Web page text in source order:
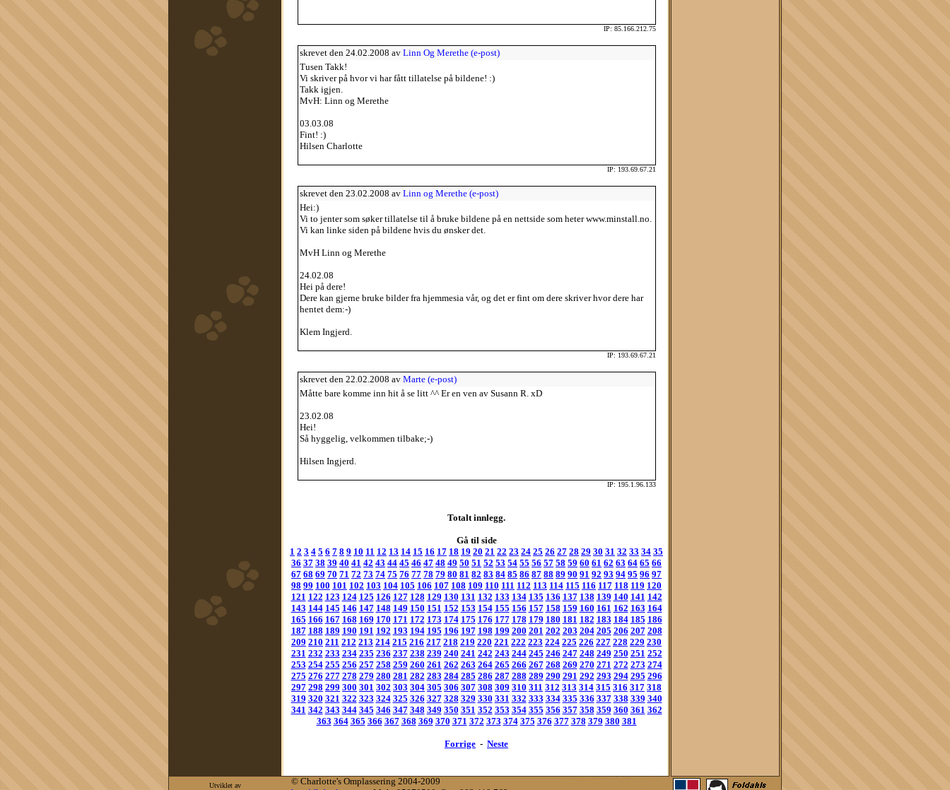
IP: 85.166.212.75
skrevet den 24.02.2008 av Linn Og Merethe (e-post)
Tusen Takk!
Vi skriver på hvor vi har fått tillatelse på bildene! :)
Takk igjen.
MvH: Linn og Merethe
03.03.08
Fint! :)
Hilsen Charlotte
IP: 193.69.67.21
skrevet den 23.02.2008 av Linn og Merethe (e-post)
Hei:)
Vi to jenter som søker tillatelse til å bruke bildene på en nettside som heter www.minstall.no.
Vi kan linke siden på bildene hvis du ønsker det.
MvH Linn og Merethe
24.02.08
Hei på dere!
Dere kan gjerne bruke bilder fra hjemmesia vår, og det er fint om dere skriver hvor dere har
hentet dem:-)
Klem Ingjerd.
IP: 193.69.67.21
skrevet den 22.02.2008 av Marte (e-post)
Måtte bare komme inn hit å se litt ^^ Er en ven av Susann R. xD
23.02.08
Hei!
Så hyggelig, velkommen tilbake;-)
Hilsen Ingjerd.
IP: 195.1.96.133
Totalt innlegg.
Gå til side
1 2 3 4 5 6 7 8 9 10 11 12 13 14 15 16 17 18 19 20 21 22 23 24 25 26 27 28 29 30 31 32 33 34 35
36 37 38 39 40 41 42 43 44 45 46 47 48 49 50 51 52 53 54 55 56 57 58 59 60 61 62 63 64 65 66
67 68 69 70 71 72 73 74 75 76 77 78 79 80 81 82 83 84 85 86 87 88 89 90 91 92 93 94 95 96 97
98 99 100 101 102 103 104 105 106 107 108 109 110 111 112 113 114 115 116 117 118 119 120
121 122 123 124 125 126 127 128 129 130 131 132 133 134 135 136 137 138 139 140 141 142
143 144 145 146 147 148 149 150 151 152 153 154 155 156 157 158 159 160 161 162 163 164
165 166 167 168 169 170 171 172 173 174 175 176 177 178 179 180 181 182 183 184 185 186
187 188 189 190 191 192 193 194 195 196 197 198 199 200 201 202 203 204 205 206 207 208
209 210 211 212 213 214 215 216 217 218 219 220 221 222 223 224 225 226 227 228 229 230
231 232 233 234 235 236 237 238 239 240 241 242 243 244 245 246 247 248 249 250 251 252
253 254 255 256 257 258 259 260 261 262 263 264 265 266 267 268 269 270 271 272 273 274
275 276 277 278 279 280 281 282 283 284 285 286 287 288 289 290 291 292 293 294 295 296
297 298 299 300 301 302 303 304 305 306 307 308 309 310 311 312 313 314 315 316 317 318
319 320 321 322 323 324 325 326 327 328 329 330 331 332 333 334 335 336 337 338 339 340
341 342 343 344 345 346 347 348 349 350 351 352 353 354 355 356 357 358 359 360 361 362
363 364 365 366 367 368 369 370 371 372 373 374 375 376 377 378 379 380 381
Forrige - Neste
Utviklet av
© Charlotte's Omplassering 2004-2009